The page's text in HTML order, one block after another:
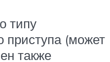
типу
приступа (может
также